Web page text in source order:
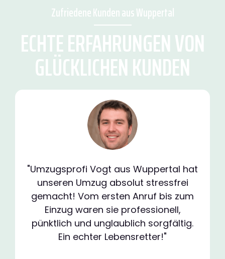
Zufriedene Kunden aus Wuppertal
ECHTE ERFAHRUNGEN VON
GLÜCKLICHEN KUNDEN
"Umzugsprofi Vogt aus Wuppertal hat
unseren Umzug absolut stressfrei
gemacht! Vom ersten Anruf bis zum
Einzug waren sie professionell,
pünktlich und unglaublich sorgfältig.
Ein echter Lebensretter!"